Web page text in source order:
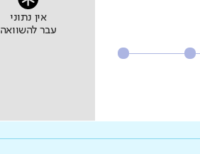
אין נתוני
עבר להשוואה